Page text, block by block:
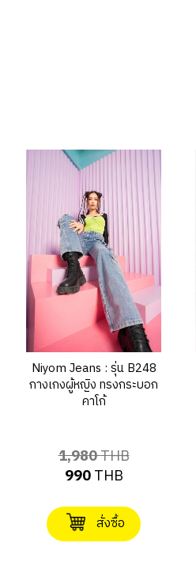
Niyom Jeans : รุ่น B248
กางเกงผู้หญิง ทรงกระบอก
คาโก้
1,980THB
990THB
สั่งซื้อ